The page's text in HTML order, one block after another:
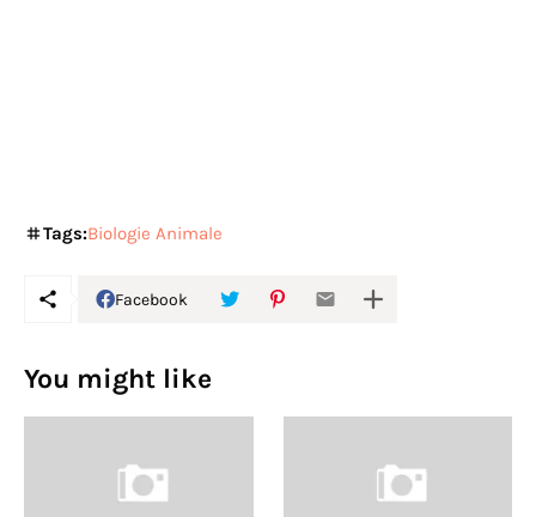
Tags:Biologie Animale
Facebook
You might like